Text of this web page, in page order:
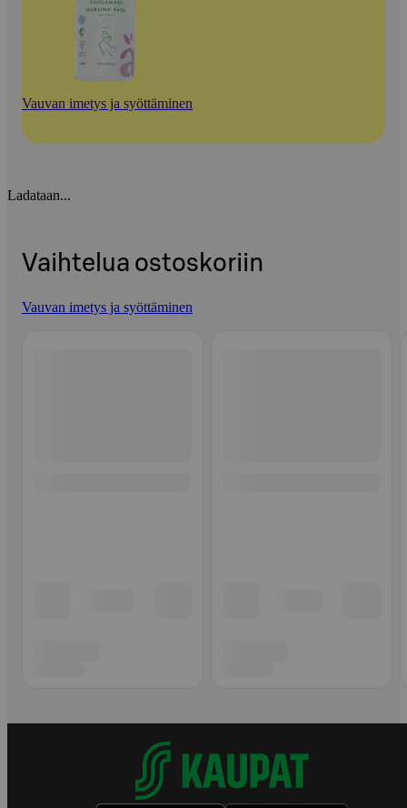
Vauvan imetys ja syöttäminen
Ladataan...
Vaihtelua ostoskoriin
Vauvan imetys ja syöttäminen